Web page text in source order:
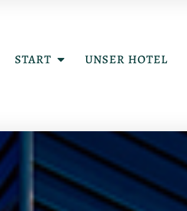
START UNSER HOTEL